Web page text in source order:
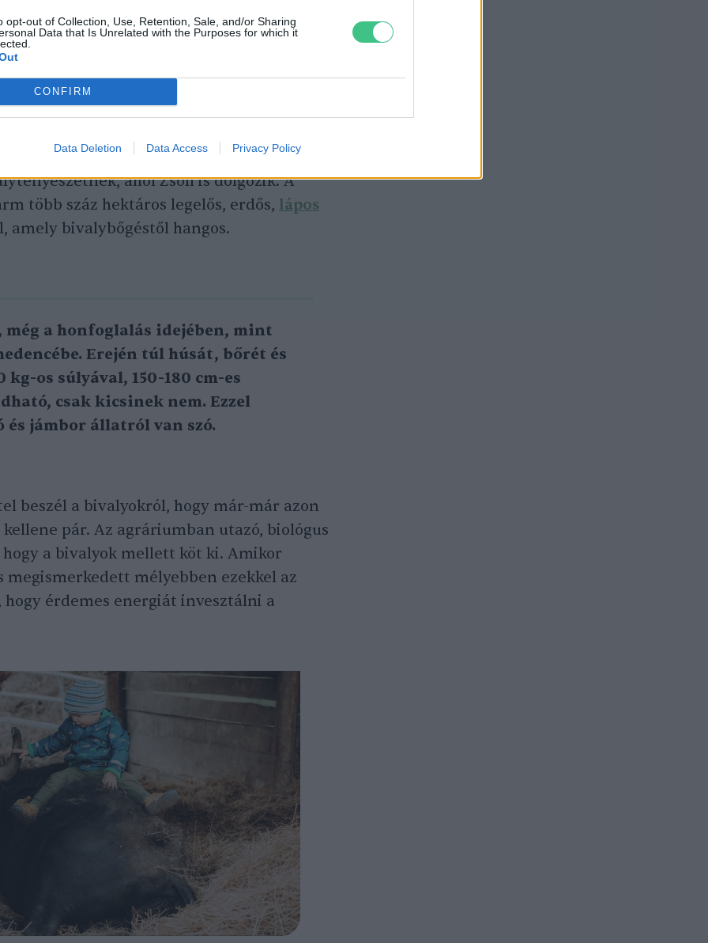
opt-out of Collection, Use, Retention, Sale, and/or Sharing
Data that Is Unrelated with the Purposes for which it
CONFIRM
Data Deletion Data Access Privacy Policy
öleb
elterülő zalai táj ad otthont annak a 200
ahol Zsófi is dolgozik. A
több száz hektáros legelős, erdős, lápos
amely bivalybőgéstől hangos.
a honfoglalás idejében, mint
Erején túl húsát, bőrét és
os súlyával, 150-180 cm-es
csak kicsinek nem. Ezzel
jámbor állatról van szó.
beszél a bivalyokról, hogy már-már azon
pár. Az agráriumban utazó, biológus
a bivalyok mellett köt ki. Amikor
mélyebben ezekkel az
érdemes energiát invesztálni a